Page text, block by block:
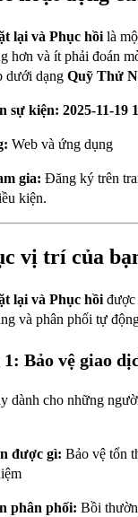
lại và Phục hồi là
hơn và ít phải đoán
dưới dạng Quỹ Thử
sự kiện: 2025-11-19
Web và ứng dụng
gia: Đăng ký trên
kiện.
vị trí của
lại và Phục hồi được
và phân phối tự
Bảo vệ giao
dành cho những
được gì: Bảo vệ tổn
phân phối: Bồi